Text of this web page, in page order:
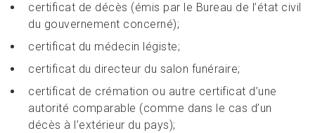
certificat de décès (émis par le Bureau de l’état civil
du gouvernement concerné);
certificat du médecin légiste;
certificat du directeur du salon funéraire;
certificat de crémation ou autre certificat d’une
autorité comparable (comme dans le cas d’un
décès à l’extérieur du pays);